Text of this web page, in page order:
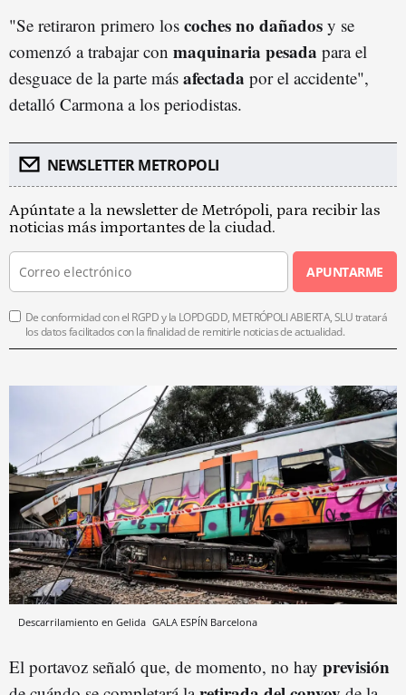
"Se retiraron primero los coches no dañados y se
comenzó a trabajar con maquinaria pesada para el
desguace de la parte más afectada por el accidente",
detalló Carmona a los periodistas.
NEWSLETTER METROPOLI
Apúntate a la newsletter de Metrópoli, para recibir las
noticias más importantes de la ciudad.
APUNTARME
De conformidad con el RGPD y la LOPDGDD, METRÓPOLI ABIERTA, SLU tratará
los datos facilitados con la finalidad de remitirle noticias de actualidad.
Descarrilamiento en Gelida GALA ESPÍN Barcelona
El portavoz señaló que, de momento, no hay previsión